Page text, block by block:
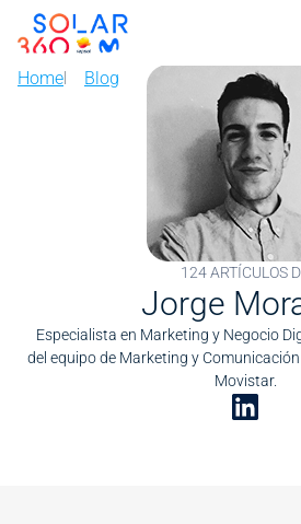
Skip to main content
Image
Home Blog
124 ARTÍCULOS
Jorge
Especialista en Marketing y Negocio
del equipo de Marketing y
Movistar.